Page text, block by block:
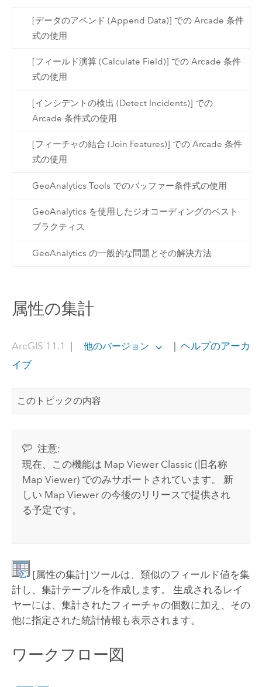
[データのアペンド (Append Data)] での Arcade 条件
式の使用
[フィールド演算 (Calculate Field)] での Arcade 条件
式の使用
[インシデントの検出 (Detect Incidents)] での
Arcade 条件式の使用
[フィーチャの結合 (Join Features)] での Arcade 条件
式の使用
GeoAnalytics Tools でのバッファー条件式の使用
GeoAnalytics を使用したジオコーディングのベスト
プラクティス
GeoAnalytics の一般的な問題とその解決方法
属性の集計
ArcGIS 11.1 | 他のバージョン | ヘルプのアーカ
イブ
このトピックの内容
注意:
現在、この機能は Map Viewer Classic (旧名称
Map Viewer) でのみサポートされています。 新
しい Map Viewer の今後のリリースで提供され
る予定です。
[属性の集計] ツールは、類似のフィールド値を集
計し、集計テーブルを作成します。 生成されるレイ
ヤーには、集計されたフィーチャの個数に加え、その
他に指定された統計情報も表示されます。
ワークフロー図